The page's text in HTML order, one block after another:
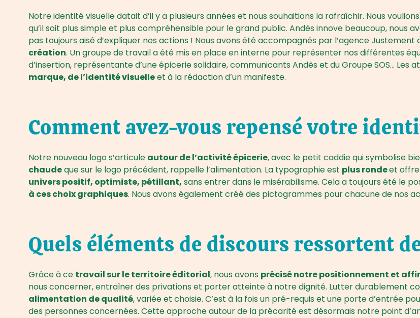
Notre identité visuelle datait d’il y a plusieurs années et nous souhaitions la rafraîchir. Nous
qu’il soit plus simple et plus compréhensible pour le grand public. Andès innove beaucoup, nous
pas toujours aisé d’expliquer nos actions ! Nous avons été accompagnés par l’agence Justement
création. Un groupe de travail a été mis en place en interne pour représenter nos différentes
d’insertion, représentante d’une épicerie solidaire, communicants Andès et du Groupe SOS… Les
marque, de l’identité visuelleet à la rédaction d’un manifeste.
Comment avez-vous repensé votre
Notre nouveau logo s’articule autour de l’activité épicerie, avec le petit caddie qui symbolise
chaudeque sur le logo précédent, rappelle l’alimentation. La typographie est plus rondeet offre
univers positif, optimiste, pétillant, sans entrer dans le misérabilisme. Cela a toujours été le
à ces choix graphiques. Nous avons également créé des pictogrammes pour chacune de nos
Quels éléments de discours ressortent
Grâce à ce travail sur le territoire éditorial, nous avons précisé notre positionnement et
nous concerner, entraîner des privations et porter atteinte à notre dignité. Lutter durablement
alimentation de qualité, variée et choisie. C’est à la fois un pré-requis et une porte d’entrée
des personnes concernées. Cette approche autour de la précarité est désormais notre point